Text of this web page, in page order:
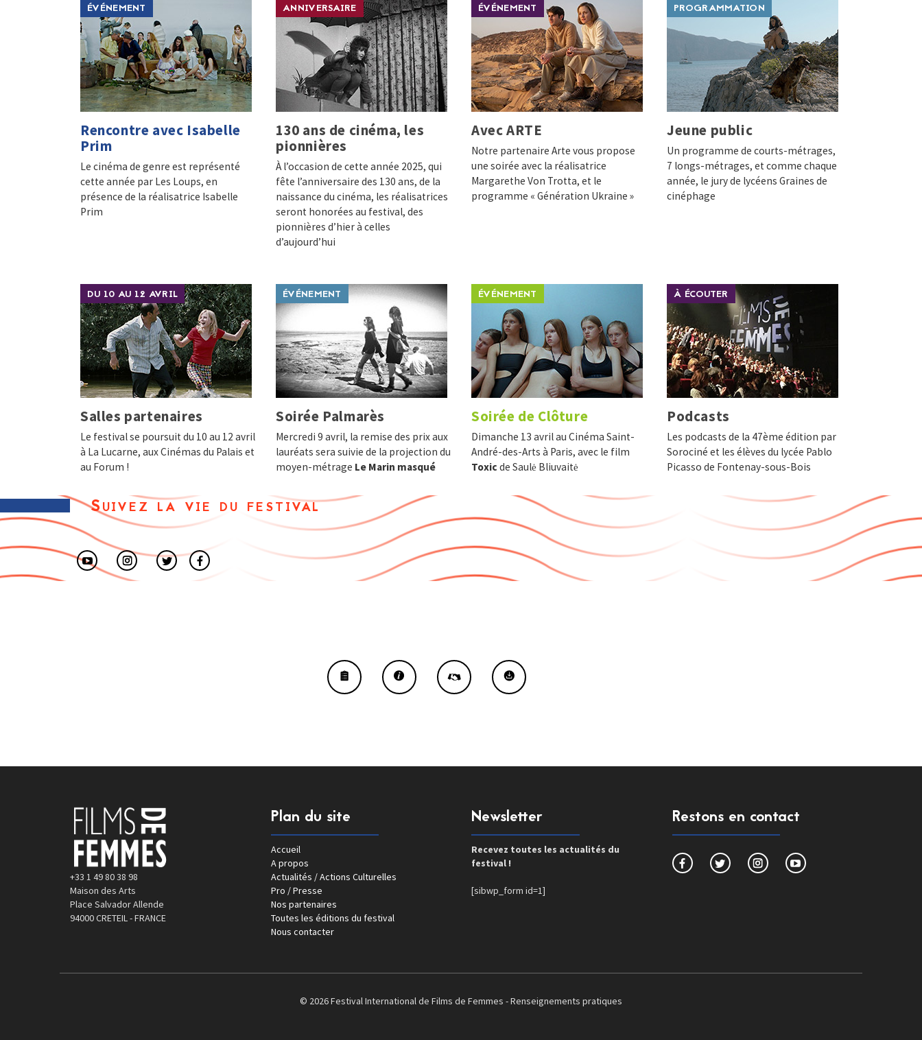
ÉVÉNEMENT
Rencontre avec Isabelle
Prim
Le cinéma de genre est représenté
cette année par Les Loups, en
présence de la réalisatrice Isabelle
Prim
ANNIVERSAIRE
130 ans de cinéma, les
pionnières
À l’occasion de cette année 2025, qui
fête l’anniversaire des 130 ans, de la
naissance du cinéma, les réalisatrices
seront honorées au festival, des
pionnières d’hier à celles
d’aujourd’hui
ÉVÉNEMENT
Avec ARTE
Notre partenaire Arte vous propose
une soirée avec la réalisatrice
Margarethe Von Trotta, et le
programme « Génération Ukraine »
PROGRAMMATION
Jeune public
Un programme de courts-métrages,
7 longs-métrages, et comme chaque
année, le jury de lycéens Graines de
cinéphage
DU 10 AU 12 AVRIL
Salles partenaires
Le festival se poursuit du 10 au 12 avril
à La Lucarne, aux Cinémas du Palais et
au Forum !
ÉVÉNEMENT
Soirée Palmarès
Mercredi 9 avril, la remise des prix aux
lauréats sera suivie de la projection du
moyen-métrage Le Marin masqué
ÉVÉNEMENT
Soirée de Clôture
Dimanche 13 avril au Cinéma Saint-
André-des-Arts à Paris, avec le film
Toxic de Saulė Bliuvaitė
À ÉCOUTER
Podcasts
Les podcasts de la 47ème édition par
Sorociné et les élèves du lycée Pablo
Picasso de Fontenay-sous-Bois
Suivez la vie du festival
+33 1 49 80 38 98
Maison des Arts
Place Salvador Allende
94000 CRETEIL - FRANCE
Plan du site
Accueil
A propos
Actualités / Actions Culturelles
Pro / Presse
Nos partenaires
Toutes les éditions du festival
Nous contacter
Newsletter
Recevez toutes les actualités du
festival !
[sibwp_form id=1]
Restons en contact
© 2026 Festival International de Films de Femmes -Renseignements pratiques